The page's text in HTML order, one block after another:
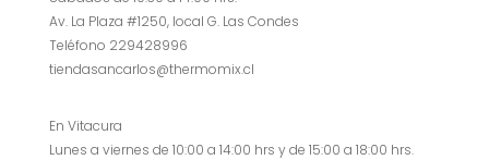
Av. La Plaza #1250, local G. Las Condes
Teléfono 229428996
tiendasancarlos@thermomix.cl
En Vitacura
Lunes a viernes de 10:00 a 14:00 hrs y de 15:00 a 18:00 hrs.